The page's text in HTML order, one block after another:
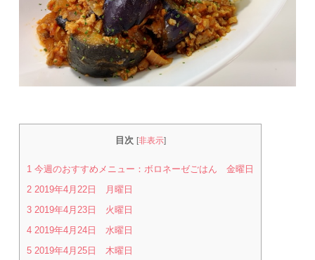
目次 [非表示]
1 今週のおすすめメニュー：ボロネーゼごはん 金曜日
2 2019年4月22日 月曜日
3 2019年4月23日 火曜日
4 2019年4月24日 水曜日
5 2019年4月25日 木曜日